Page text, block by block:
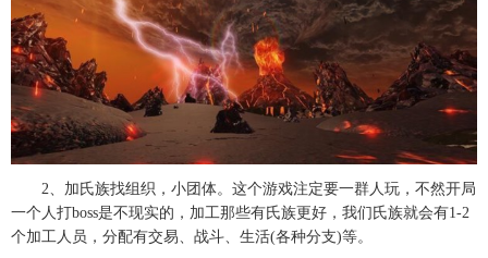
2、加氏族找组织，小团体。这个游戏注定要一群人玩，不然开局
一个人打boss是不现实的，加工那些有氏族更好，我们氏族就会有1-2
个加工人员，分配有交易、战斗、生活(各种分支)等。